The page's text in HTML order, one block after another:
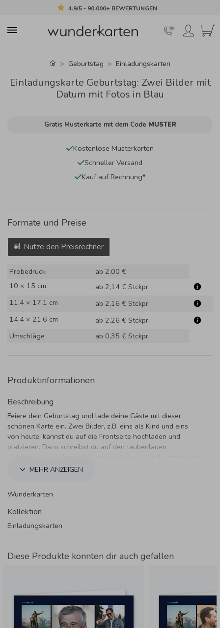
4.9/5 - 90.000+ BEWERTUNGEN
Geburtstag Einladungskarten
Einladungskarte Geburtstag: Zwei Bilder mit
Datum mit Fotos in Blau
Gratis Musterkarte mit dem Code MUSTER
Kostenlose Musterkarten
Schneller Versand
Kauf auf Rechnung*
Formate und Preise
Nutze den Preisrechner
Probedruck
ab 2,00 €
10 × 15 cm
ab 2,14 € Stckpr.
11.4 × 17.1 cm
ab 2,16 € Stckpr.
14.4 × 21.6 cm
ab 2,26 € Stckpr.
Umschläge
ab 0,35 € Stckpr.
Produktinformationen
Beschreibung
Feiere dein Geburtstag und lade deine Gäste mit dieser
schönen Karte ein. Zwei Bilder, z.B. eins als Kind und eins
von heute, kannst du auf die Frontseite hochladen und
platzieren. Dazu schreibst du auf den taubenlauen
bleibt ausreichend Platz um persönliche Worte und
MEHR ANZEIGEN
Wunderkarten
Kollektion
Einladungskarten
Diese Produkte könnten dir auch gefallen